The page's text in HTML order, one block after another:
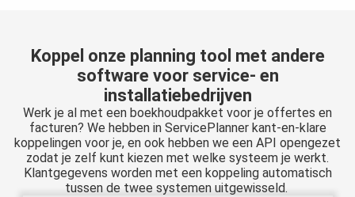
Koppel onze planning tool met andere
software voor service- en
installatiebedrijven
Werk je al met een boekhoudpakket voor je offertes en
facturen? We hebben in ServicePlanner kant-en-klare
koppelingen voor je, en ook hebben we een API opengezet
zodat je zelf kunt kiezen met welke systeem je werkt.
Klantgegevens worden met een koppeling automatisch
tussen de twee systemen uitgewisseld.